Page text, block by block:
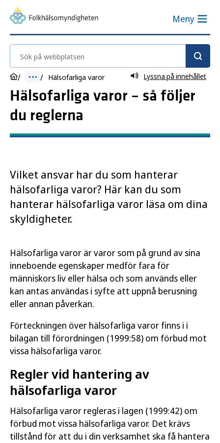
Meny
Sök på webbplatsen
Hälsofarliga varor Lyssna på innehållet
Hälsofarliga varor – så följer
du reglerna
Vilket ansvar har du som hanterar
hälsofarliga varor? Här kan du som
hanterar hälsofarliga varor läsa om dina
skyldigheter.
Hälsofarliga varor är varor som på grund av sina
inneboende egenskaper medför fara för
människors liv eller hälsa och som används eller
kan antas användas i syfte att uppnå berusning
eller annan påverkan.
Förteckningen över hälsofarliga varor finns i i
bilagan till förordningen (1999:58) om förbud mot
vissa hälsofarliga varor.
Regler vid hantering av
hälsofarliga varor
Hälsofarliga varor regleras i lagen (1999:42) om
förbud mot vissa hälsofarliga varor. Det krävs
tillstånd för att du i din verksamhet ska få hantera